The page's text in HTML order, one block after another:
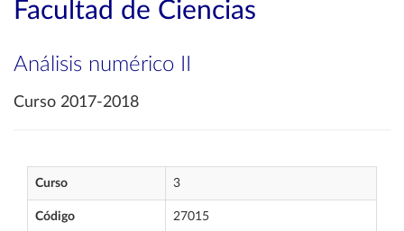
Facultad de Ciencias
Análisis numérico II
Curso 2017-2018
Curso 3
Código 27015